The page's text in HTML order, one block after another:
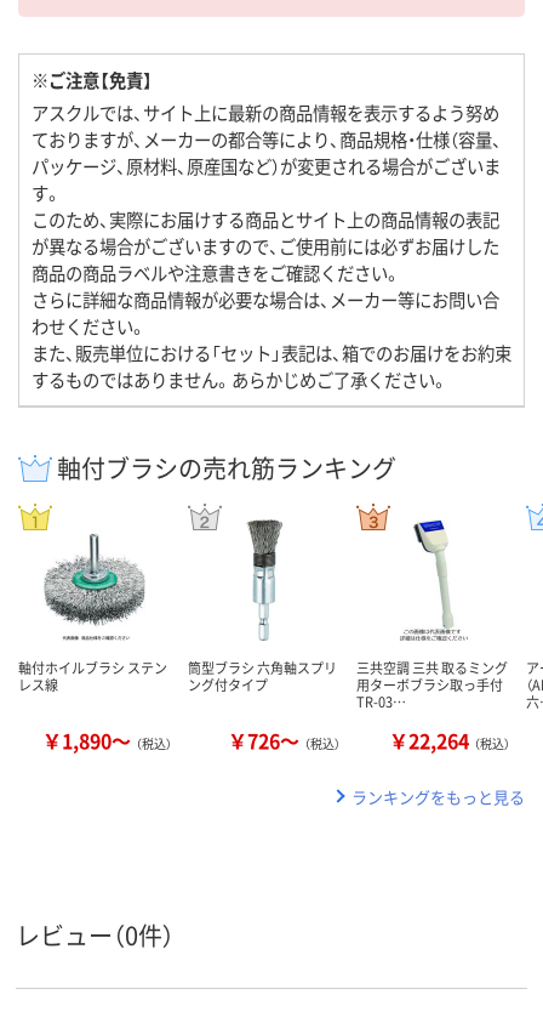
※ご注意【免責】
アスクルでは、サイト上に最新の商品情報を表示するよう努め
ておりますが、メーカーの都合等により、商品規格・仕様（容量、
パッケージ、原材料、原産国など）が変更される場合がございま
す。
このため、実際にお届けする商品とサイト上の商品情報の表記
が異なる場合がございますので、ご使用前には必ずお届けした
商品の商品ラベルや注意書きをご確認ください。
さらに詳細な商品情報が必要な場合は、メーカー等にお問い合
わせください。
また、販売単位における「セット」表記は、箱でのお届けをお約束
するものではありません。あらかじめご了承ください。
軸付ブラシの売れ筋ランキング
軸付ホイルブラシ ステン
レス線
￥1,890～ （税込）
筒型ブラシ 六角軸スプリ
ング付タイプ
￥726～ （税込）
三共空調 三共 取るミング
用ターボブラシ取っ手付
TR-03…
￥22,264 （税込）
（
ランキングをもっと見る
レビュー（0件）